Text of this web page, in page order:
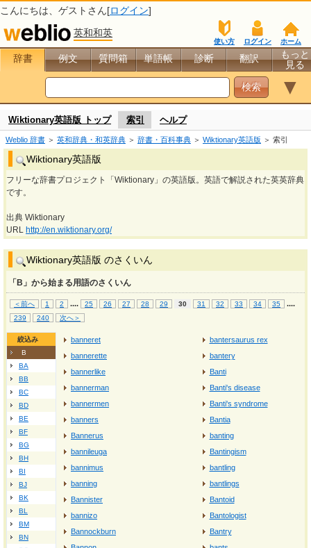
こんにちは、 ゲスト さん[ログイン]
英和和英
ホーム
ログイン
使い方
辞書 例文 質問箱 単語帳 診断 翻訳
もっと
見る
▼
Wiktionary英語版 トップ 索引 ヘルプ
Weblio 辞書 ＞ 英和辞典・和英辞典 ＞ 辞書・百科事典 ＞ Wiktionary英語版 ＞ 索引
Wiktionary英語版
フリーな辞書プロジェクト「Wiktionary」の英語版。英語で解説された英英辞典
です。
出典 Wiktionary
URL http://en.wiktionary.org/
Wiktionary英語版 のさくいん
「B」から始まる用語のさくいん
＜前へ 1 2 .... 25 26 27 28 29 30 31 32 33 34 35 ....
239 240 次へ＞
絞込み
B
BA
BB
BC
BD
BE
BF
BG
BH
BI
BJ
BK
BL
BM
BN
banneret
bannerette
bannerlike
bannerman
bannermen
banners
Bannerus
bannileuga
bannimus
banning
Bannister
bannizo
Bannockburn
bantersaurus rex
bantery
Banti
Banti's disease
Banti's syndrome
Bantia
banting
Bantingism
bantling
bantlings
Bantoid
Bantologist
Bantry